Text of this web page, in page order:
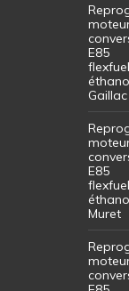
E85
flexfuel
Gaillac
E85
flexfuel
Muret